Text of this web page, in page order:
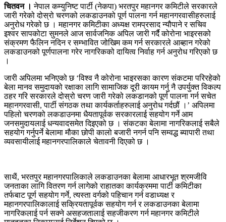
चितवन ।नेपाल कम्युनिष्ट पार्टी (नेकपा) भरतपुर महानगर कमिटीले सरकारले
जारी गरेको दोस्रो चरणको लकडाउनको पूर्ण पालना गर्न महानगरवासीहरुलाई
अनुरोध गरेको छ । महानगर कमिटीका अध्यक्ष रामप्रसाद न्यौपाने र सचिव
इश्वर सापकोटा सुमनले आज सार्वजनिक अपिल जारी गर्दै कोरोना भाइरसको
संक्रमण फैलिन नदिन र सम्भावित जोखिम कम गर्न सरकारले आब्हान गरेको
लकडाउनको पूर्णपालना गरेर नागरिकको दायित्व निर्वाह गर्न अनुरोध गरिएको छ
।
जारी अपिलमा भनिएको छ ‘विश्व नै कोरोना भाइरसका कारण संकटमा परिरहेको
बेला मानव समुदायको रक्षाका लागि सामाजिक दूरी कायम गर्नु नै उपर्युक्त विकल्प
ठहर गरि सरकारले दोस्रो चरण जारी गरेको लकडानको पूर्ण पालना गर्न सचेत
महानगरवासी, पार्टी संगठक तथा कार्यकर्ताहरुलाई अनुरोध गर्दछौं ।’ अपिलमा
पहिलो चरणको लकडाउनमा धैयतापूर्वक सरकारलाई सहयोग गर्ने आम
जनसमुदायलाई धन्यवादसमेत दिइएको छ । संकटका बेलामा नागरिकलाई सबैले
सहयोग गर्नुपर्ने बेलामा मौका छोपी कालो बजारी नगर्न पनि सम्वद्ध ब्यापारी तथा
व्यवसायीलाई महानगरपालिकाले चेतावनी दिएको छ ।
साथैं, भरतपुर महानगरपालिकाले लकडाउनका बेलामा आधारभूत श्रमजीवि
जनताका लागि वितरण गर्न लागेको राहातका कार्यक्रममा पार्टी कमिटीका
तर्फबाट पूर्ण सहयोग गर्ने, त्यस्ता वर्गको पहिचान गर्न वडाध्यक्ष र
महानगरपालिकालाई सक्रियतापूर्वक सहयोग गर्न र लकडाउनका बेलामा
नागरिकलाई पर्न सक्ने असहजतालाई सहजीकरण गर्न महानगर कमिटीले